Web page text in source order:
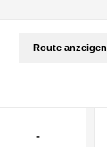
Route anzeigen
-